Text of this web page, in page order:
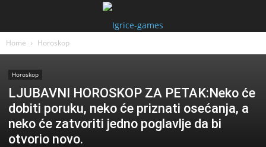
Home Horoskop
Horoskop
LJUBAVNI HOROSKOP ZA PETAK:Neko će
dobiti poruku, neko će priznati osećanja, a
neko će zatvoriti jedno poglavlje da bi
otvorio novo.